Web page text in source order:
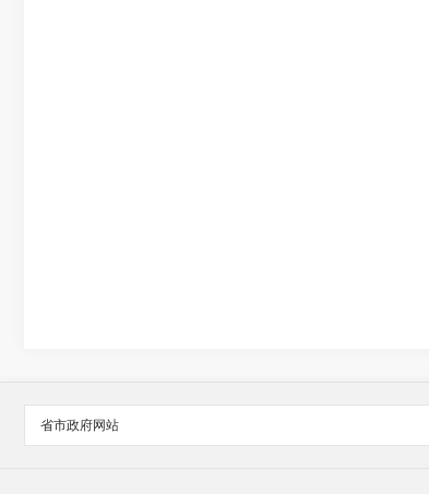
省市政府网站